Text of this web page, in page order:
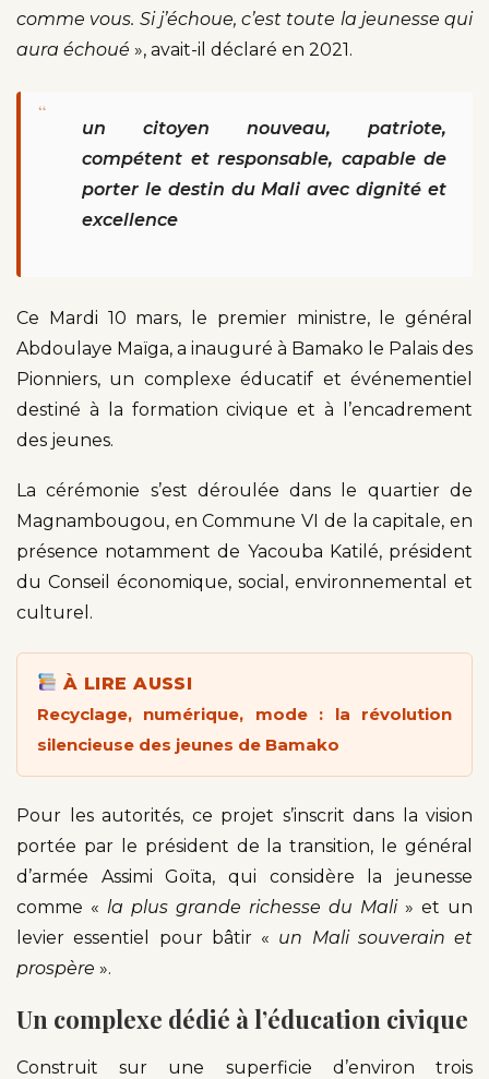
comme vous. Si j’échoue, c’est toute la jeunesse qui
aura échoué », avait-il déclaré en 2021.
“
un citoyen nouveau, patriote,
compétent et responsable, capable de
porter le destin du Mali avec dignité et
excellence
Ce Mardi 10 mars, le premier ministre, le général
Abdoulaye Maïga, a inauguré à Bamako le Palais des
Pionniers, un complexe éducatif et événementiel
destiné à la formation civique et à l’encadrement
des jeunes.
La cérémonie s’est déroulée dans le quartier de
Magnambougou, en Commune VI de la capitale, en
présence notamment de Yacouba Katilé, président
du Conseil économique, social, environnemental et
culturel.
À LIRE AUSSI
Recyclage, numérique, mode : la révolution
silencieuse des jeunes de Bamako
Pour les autorités, ce projet s’inscrit dans la vision
portée par le président de la transition, le général
d’armée Assimi Goïta, qui considère la jeunesse
comme « la plus grande richesse du Mali » et un
levier essentiel pour bâtir « un Mali souverain et
prospère ».
Un complexe dédié à l’éducation civique
Construit sur une superficie d’environ trois